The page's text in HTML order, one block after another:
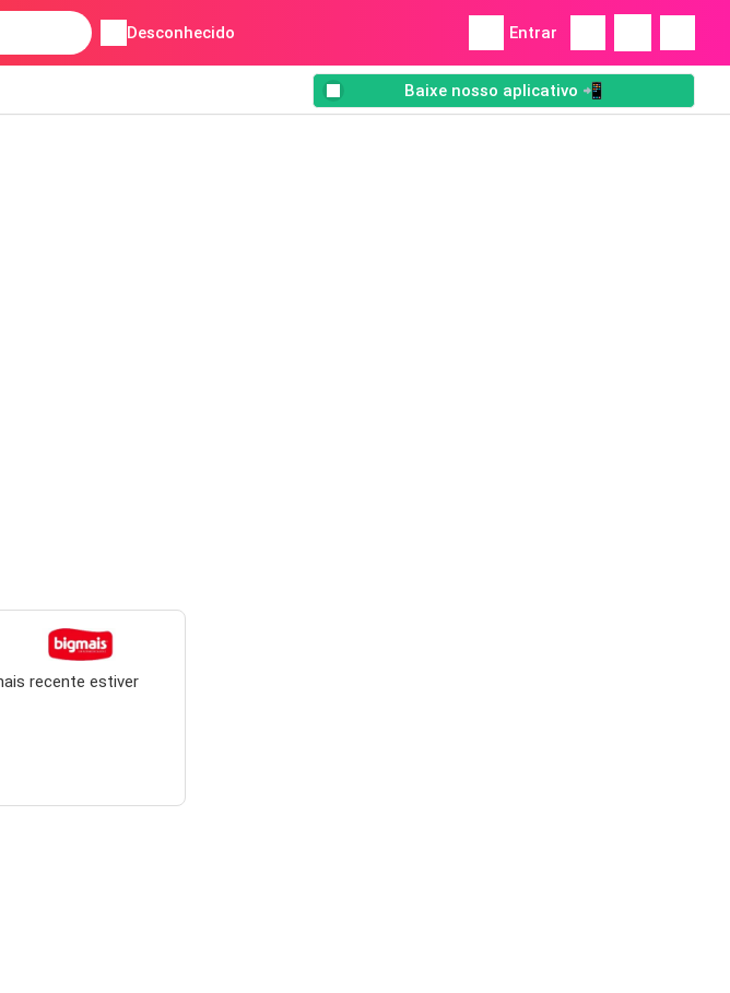
Desconhecido Entrar
Baixe nosso aplicativo 📲
recente estiver